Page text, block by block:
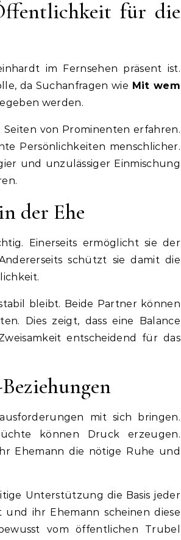
für die
im Fernsehen präsent ist.
da Suchanfragen wie Mit wem
werden.
von Prominenten erfahren.
Persönlichkeiten menschlicher.
und unzulässiger Einmischung
der Ehe
Einerseits ermöglicht sie der
schützt sie damit die
bleibt. Beide Partner können
Dies zeigt, dass eine Balance
entscheidend für das
mit sich bringen.
können Druck erzeugen.
Ehemann die nötige Ruhe und
Unterstützung die Basis jeder
ihr Ehemann scheinen diese
vom öffentlichen Trubel